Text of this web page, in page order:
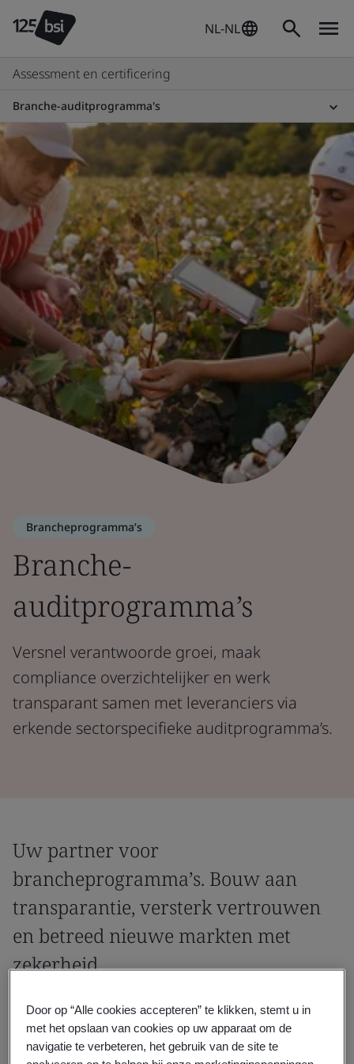
NL-NL
Assessment en certificering
Branche-auditprogramma's
Brancheprogramma’s
Branche-
auditprogramma’s
Versnel verantwoorde groei, maak
compliance overzichtelijker en werk
transparant samen met leveranciers via
erkende sectorspecifieke auditprogramma’s.
Uw partner voor
brancheprogramma’s. Bouw aan
transparantie, versterk vertrouwen
en betreed nieuwe markten met
zekerheid.
Werk samen met een wereldwijd erkende
assurancepartner voor branche-audits in
uiteenlopende sectoren. Met onze internationale
Door op “Alle cookies accepteren” te klikken, stemt u in
met het opslaan van cookies op uw apparaat om de
navigatie te verbeteren, het gebruik van de site te